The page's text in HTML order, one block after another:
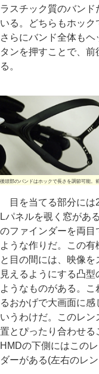
ラスチック質のバン
いる。どちらもホック
さらにバンド全体も
タンを押すことで、
る。
後頭部のバンドはホックで長さを調節可能。
目を当てる部分には
Lパネルを覗く窓があ
のファインダーを両目
ような作りだ。この有
と目の間には、映像を
見えるようにする凸型
ようなものがある。こ
るおかげで大画面に感
いうわけだ。このレン
置とぴったり合わせる
HMDの下側にはこの
ダーがある(左右のレ